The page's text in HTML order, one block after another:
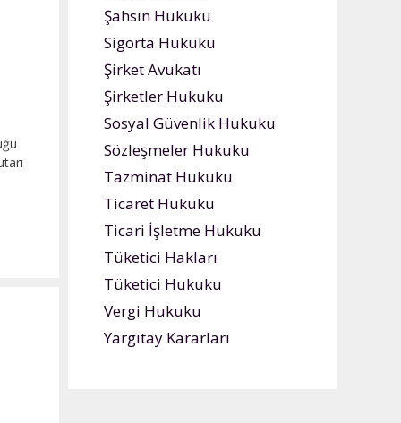
Şahsın Hukuku
Sigorta Hukuku
Şirket Avukatı
Şirketler Hukuku
Sosyal Güvenlik Hukuku
Sözleşmeler Hukuku
Tazminat Hukuku
Ticaret Hukuku
Ticari İşletme Hukuku
Tüketici Hakları
Tüketici Hukuku
Vergi Hukuku
Yargıtay Kararları